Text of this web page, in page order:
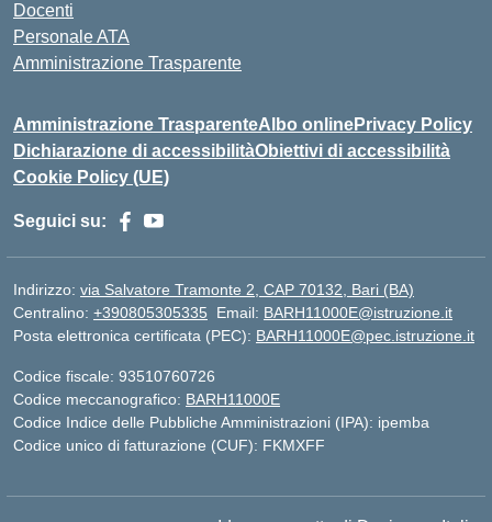
Docenti
Personale ATA
Amministrazione Trasparente
Amministrazione TrasparenteAlbo onlinePrivacy Policy
Dichiarazione di accessibilitàObiettivi di accessibilità
Cookie Policy (UE)
Seguici su:
Indirizzo: via Salvatore Tramonte 2, CAP 70132, Bari (BA)
Centralino: +390805305335 Email: BARH11000E@istruzione.it
Posta elettronica certificata (PEC): BARH11000E@pec.istruzione.it
Codice fiscale: 93510760726
Codice meccanografico: BARH11000E
Codice Indice delle Pubbliche Amministrazioni (IPA): ipemba
Codice unico di fatturazione (CUF): FKMXFF